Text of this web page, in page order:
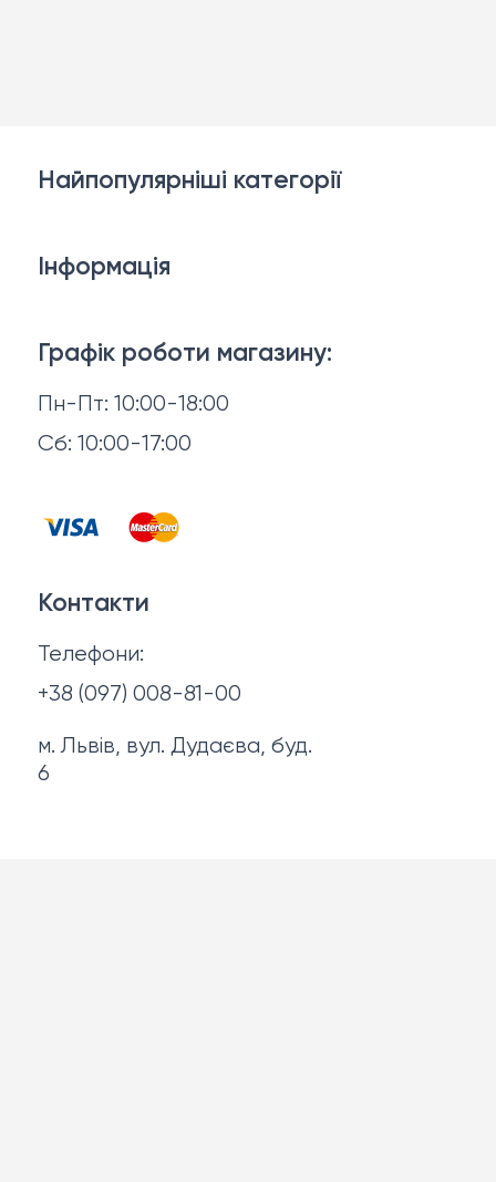
Графік роботи магазину:
Пн-Пт: 10:00-18:00
Сб: 10:00-17:00
Найпопулярніші категорії
Взуття
Головні убори
Запальнички
Інформація
Відгуки
Договір оферти
Політика конфіденційності
Про нас
Контакти
Телефони:
+38 (097) 008-81-00
м. Львів, вул. Дудаєва, буд.
6